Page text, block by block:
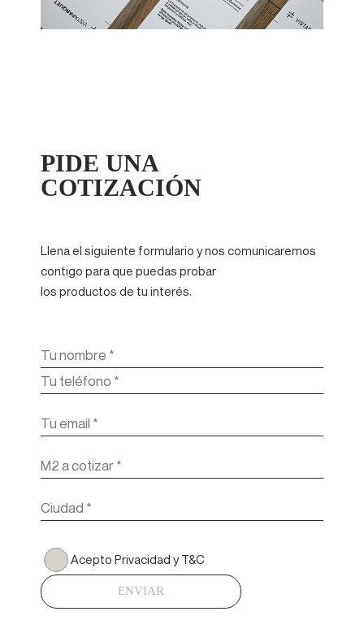
PIDE UNA
COTIZACIÓN
Llena el siguiente formulario y nos comunicaremos
contigo para que puedas probar
los productos de tu interés.
Acepto Privacidad y T&C
ENVIAR